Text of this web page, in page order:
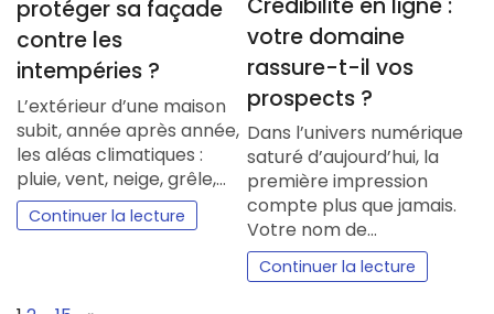
protéger sa façade
contre les
intempéries ?
L’extérieur d’une maison
subit, année après année,
les aléas climatiques :
pluie, vent, neige, grêle,…
Continuer la lecture
votre domaine
rassure-t-il vos
prospects ?
Dans l’univers numérique
saturé d’aujourd’hui, la
première impression
compte plus que jamais.
Votre nom de…
Continuer la lecture